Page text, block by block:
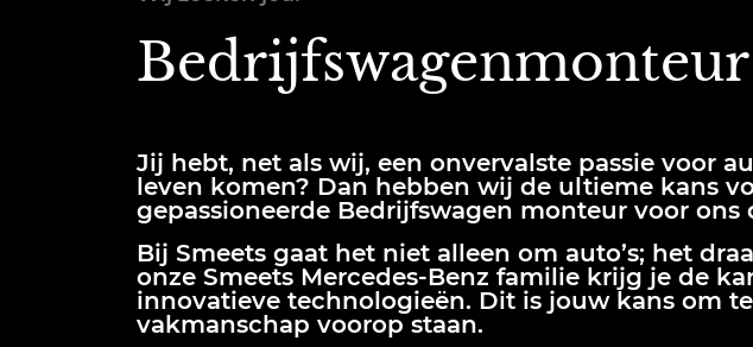
Jij hebt, net als wij, een onvervalste passie voor
leven komen? Dan hebben wij de ultieme kans
gepassioneerde Bedrijfswagen monteur voor ons
Bij Smeets gaat het niet alleen om auto’s; het
onze Smeets Mercedes-Benz familie krijg je de
innovatieve technologieën. Dit is jouw kans om
vakmanschap voorop staan.